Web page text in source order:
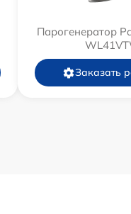
Парогенератор
Заказать